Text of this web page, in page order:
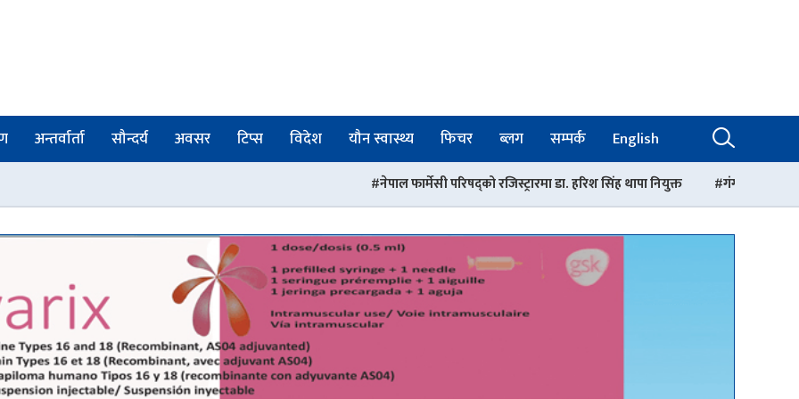
अन्तर्वार्ता सौन्दर्य अवसर टिप्स विदेश यौन स्वास्थ्य फिचर ब्लग सम्पर्क English
नेपाल फार्मेसी परिषद्को रजिस्ट्रारमा डा. हरिश सिंह थापा नियुक्त गंगालाल अस्पतालको निर्देशकमा डा.